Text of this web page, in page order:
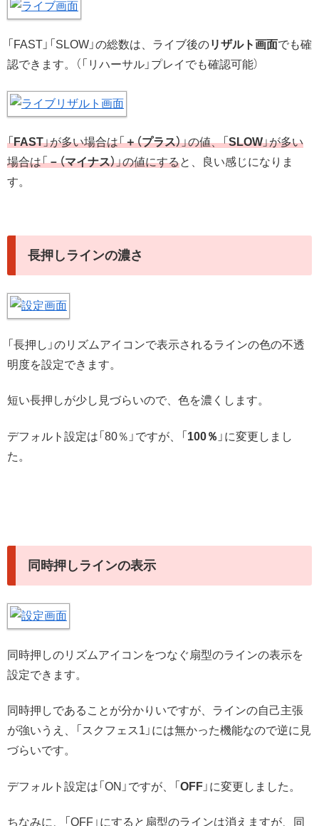
「FAST」「SLOW」の総数は、ライブ後のリザルト画面でも確
認できます。（「リハーサル」プレイでも確認可能）
「FAST」が多い場合は「＋（プラス）」の値、「SLOW」が多い
場合は「－（マイナス）」の値にすると、良い感じになりま
す。
長押しラインの濃さ
「長押し」のリズムアイコンで表示されるラインの色の不透
明度を設定できます。
短い長押しが少し見づらいので、色を濃くします。
デフォルト設定は「80％」ですが、「 100％ 」に変更しまし
た。
同時押しラインの表示
同時押しのリズムアイコンをつなぐ扇型のラインの表示を
設定できます。
同時押しであることが分かりいですが、ラインの自己主張
が強いうえ、「スクフェス1」には無かった機能なので逆に見
づらいです。
デフォルト設定は「ON」ですが、「 OFF 」に変更しました。
ちなみに、「OFF」にすると扇型のラインは消えますが、同